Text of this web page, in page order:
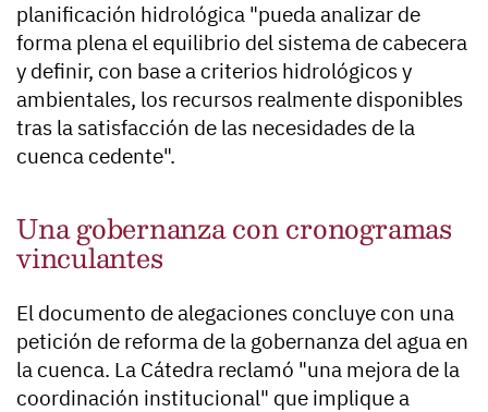
planificación hidrológica "pueda analizar de
forma plena el equilibrio del sistema de cabecera
y definir, con base a criterios hidrológicos y
ambientales, los recursos realmente disponibles
tras la satisfacción de las necesidades de la
cuenca cedente".
Una gobernanza con cronogramas
vinculantes
El documento de alegaciones concluye con una
petición de reforma de la gobernanza del agua en
la cuenca. La Cátedra reclamó "una mejora de la
coordinación institucional" que implique a